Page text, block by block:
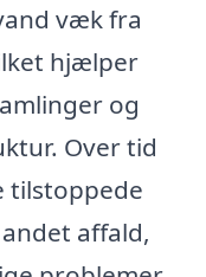
væk fra
hjælper
og
Over tid
tilstoppede
affald,